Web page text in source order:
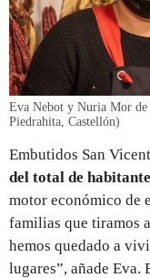
Eva Nebot y Nuria Mor de
Piedrahita, Castellón)
Embutidos San
del total de
motor económico de
familias que tiramos
hemos quedado a
lugares”, añade Eva.